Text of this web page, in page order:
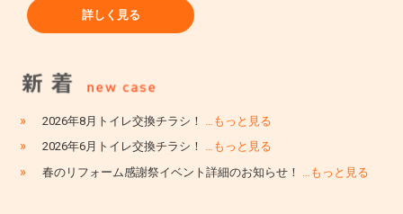
詳しく見る
» 2026年8月トイレ交換チラシ！ …もっと見る
» 2026年6月トイレ交換チラシ！ …もっと見る
» 春のリフォーム感謝祭イベント詳細のお知らせ！ …もっと見る